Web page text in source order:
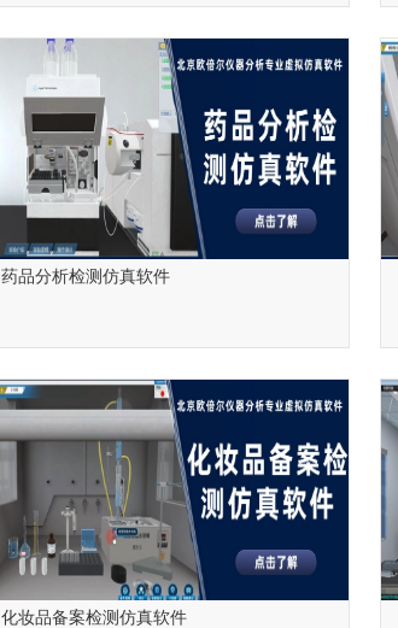
药品分析检测仿真软件
化妆品备案检测仿真软件